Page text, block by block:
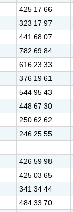
425 17 66
323 17 97
441 68 07
782 69 84
616 23 33
376 19 61
544 95 43
448 67 30
250 62 62
246 25 55
426 59 98
425 03 65
341 34 44
484 33 70